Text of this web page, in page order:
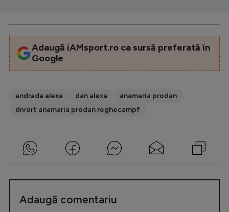
Adaugă iAMsport.ro ca sursă preferată în
Google
andrada alexa dan alexa
anamaria prodan
divort anamaria prodan reghecampf
Adaugă comentariu